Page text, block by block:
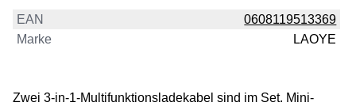
EAN
0608119513369
Marke
LAOYE
Zwei 3-in-1-Multifunktionsladekabel sind im Set. Mini-